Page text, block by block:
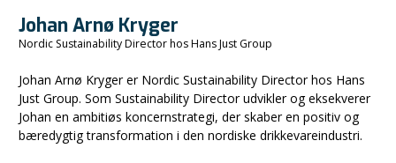
Johan Arnø Kryger
Nordic Sustainability Director hos Hans Just Group
Johan Arnø Kryger er Nordic Sustainability Director hos Hans
Just Group. Som Sustainability Director udvikler og eksekverer
Johan en ambitiøs koncernstrategi, der skaber en positiv og
bæredygtig transformation i den nordiske drikkevareindustri.